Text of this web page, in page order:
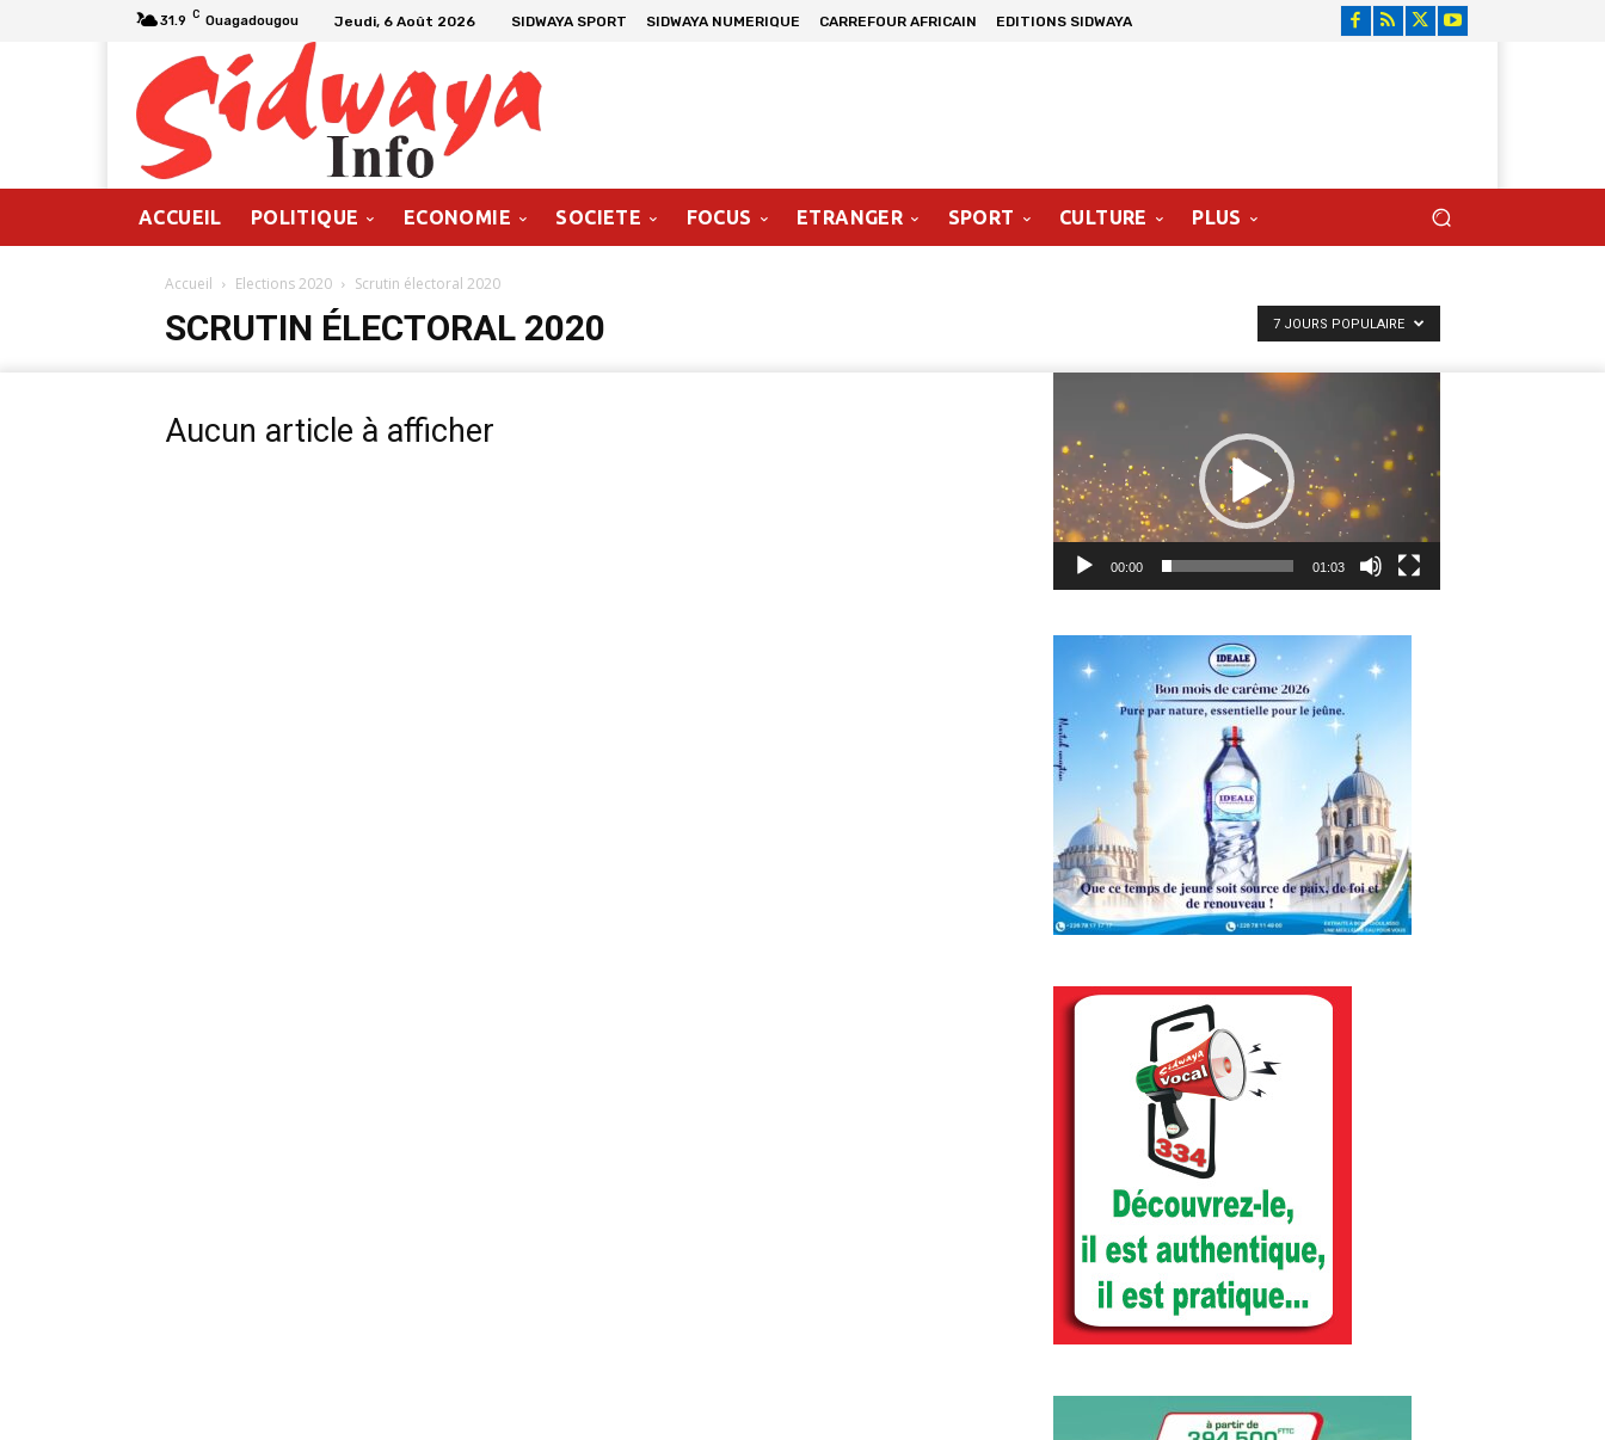
31.9 C Ouagadougou Jeudi, 6 Août 2026 SIDWAYA SPORT SIDWAYA NUMERIQUE CARREFOUR AFRICAIN EDITIONS SIDWAYA
ACCUEIL POLITIQUE ECONOMIE SOCIETE FOCUS ETRANGER SPORT CULTURE PLUS
Accueil Elections 2020 Scrutin électoral 2020
SCRUTIN ÉLECTORAL 2020 7 JOURS POPULAIRE
Aucun article à afficher
00:00 01:03